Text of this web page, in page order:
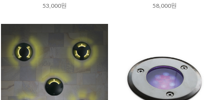
53,000원 58,000원